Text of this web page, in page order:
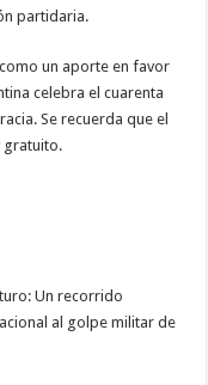
partidaria.
un aporte en favor
celebra el cuarenta
Se recuerda que el
gratuito.
Un recorrido
al golpe militar de